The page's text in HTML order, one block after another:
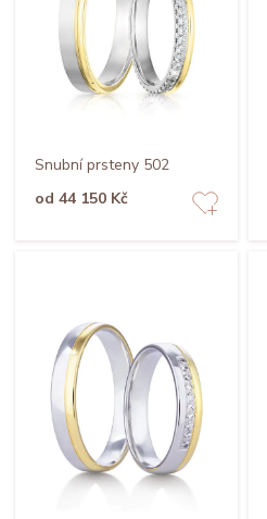
Snubní prsteny 502
od 44 150 Kč